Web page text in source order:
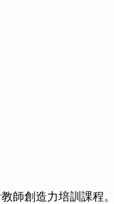
師創造力培訓課程